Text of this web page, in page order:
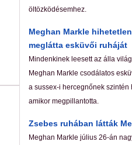
öltözködésemhez.
Meghan Markle
meglátta esküvői ruháját
Mindenkinek leesett az álla
Meghan Markle csodálatos
a sussex-i hercegnőnek szintén
amikor megpillantotta.
Zsebes ruhában látták
Meghan Markle július 26-án